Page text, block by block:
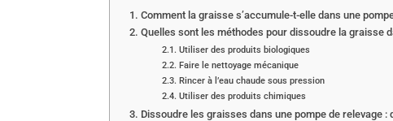
Comment la graisse s’accumule-t-elle dans une
Quelles sont les méthodes pour dissoudre la graisse
Utiliser des produits biologiques
Faire le nettoyage mécanique
Rincer à l’eau chaude sous pression
Utiliser des produits chimiques
Dissoudre les graisses dans une pompe de relevage